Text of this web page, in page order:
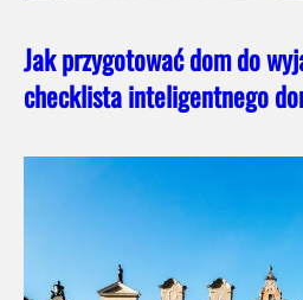
Jak przygotować dom do
checklista inteligentnego